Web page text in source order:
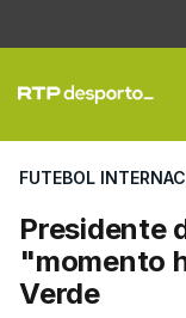
FUTEBOL
Presidente
"momento
Verde